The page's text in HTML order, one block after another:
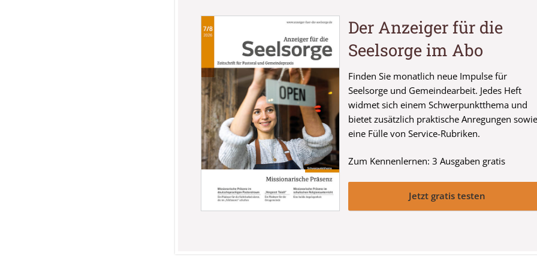
Der Anzeiger für die
Seelsorge im Abo
Finden Sie monatlich neue Impulse für
Seelsorge und Gemeindearbeit. Jedes Heft
widmet sich einem Schwerpunktthema und
bietet zusätzlich praktische Anregungen sowie
eine Fülle von Service-Rubriken.
Zum Kennenlernen: 3 Ausgaben gratis
Jetzt gratis testen